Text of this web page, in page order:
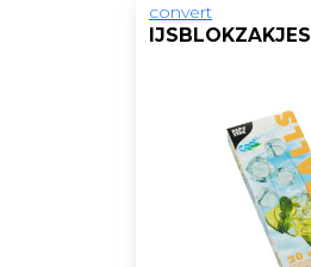
convert